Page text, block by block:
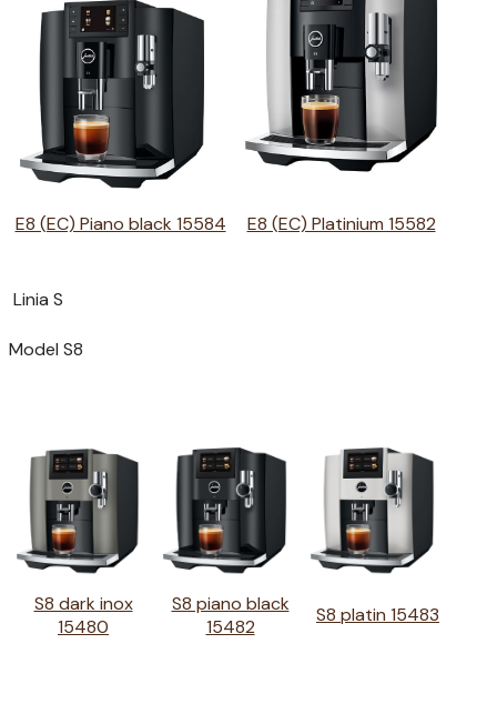
E8 (EC) Piano black 15584 E8 (EC) Platinium 15582
Linia S
Model S8
S8 dark inox
15480
S8 piano black
15482
S8 platin 15483